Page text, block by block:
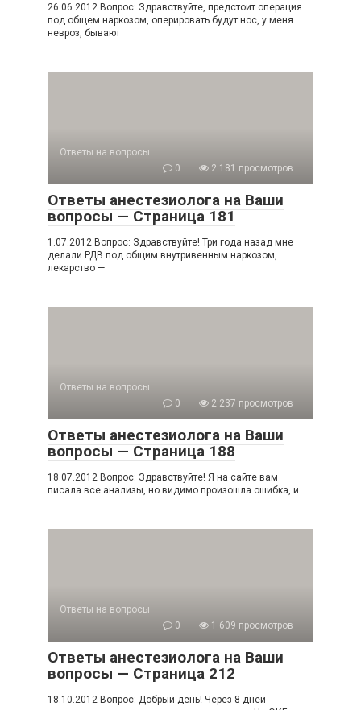
26.06.2012 Вопрос: Здравствуйте, предстоит операция
под общем наркозом, оперировать будут нос, у меня
невроз, бывают
Ответы на вопросы
0
2 181 просмотров
Ответы анестезиолога на Ваши
вопросы — Страница 181
1.07.2012 Вопрос: Здравствуйте! Три года назад мне
делали РДВ под общим внутривенным наркозом,
лекарство —
Ответы на вопросы
0
2 237 просмотров
Ответы анестезиолога на Ваши
вопросы — Страница 188
18.07.2012 Вопрос: Здравствуйте! Я на сайте вам
писала все анализы, но видимо произошла ошибка, и
Ответы на вопросы
0
1 609 просмотров
Ответы анестезиолога на Ваши
вопросы — Страница 212
18.10.2012 Вопрос: Добрый день! Через 8 дней